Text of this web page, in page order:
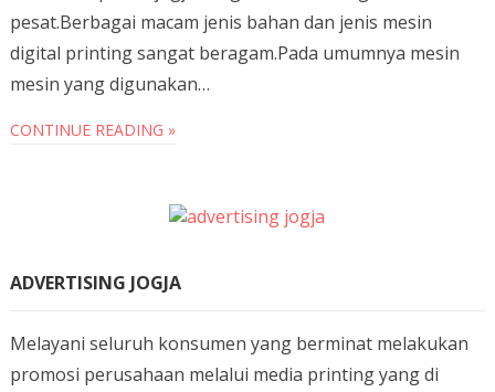
pesat.Berbagai macam jenis bahan dan jenis mesin
digital printing sangat beragam.Pada umumnya mesin
mesin yang digunakan…
CONTINUE READING »
ADVERTISING JOGJA
Melayani seluruh konsumen yang berminat melakukan
promosi perusahaan melalui media printing yang di